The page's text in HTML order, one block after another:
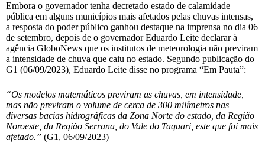
Embora o governador tenha decretado estado de calamidade
pública em alguns municípios mais afetados pelas chuvas intensas,
a resposta do poder público ganhou destaque na imprensa no dia 06
de setembro, depois de o governador Eduardo Leite declarar à
agência GloboNews que os institutos de meteorologia não previram
a intensidade de chuva que caiu no estado. Segundo publicação do
G1 (06/09/2023), Eduardo Leite disse no programa “Em Pauta”:
“Os modelos matemáticos previram as chuvas, em intensidade,
mas não previram o volume de cerca de 300 milímetros nas
diversas bacias hidrográficas da Zona Norte do estado, da Região
Noroeste, da Região Serrana, do Vale do Taquari, este que foi mais
afetado.” (G1, 06/09/2023)